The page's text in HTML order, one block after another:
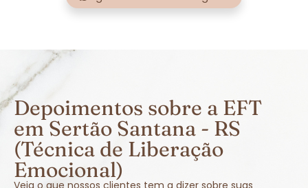
Depoimentos sobre a EFT
em Sertão Santana - RS
(Técnica de Liberação
Emocional)
Veja o que nossos clientes tem a dizer sobre suas